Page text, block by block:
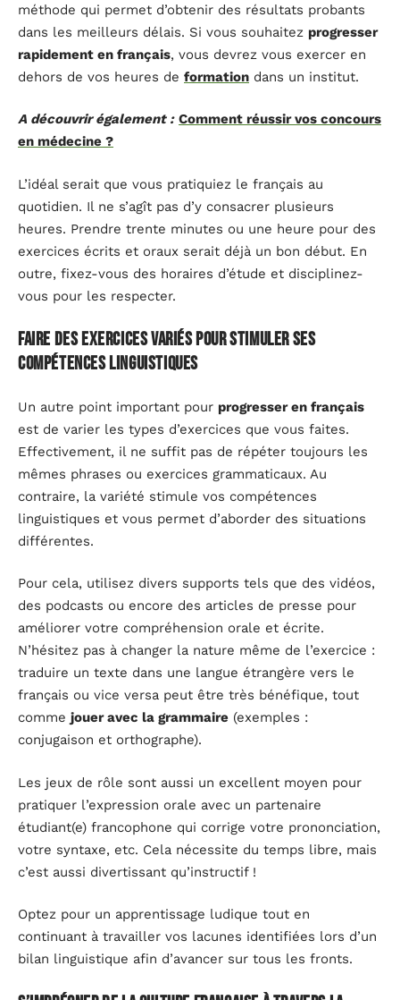
méthode qui permet d’obtenir des résultats probants
dans les meilleurs délais. Si vous souhaitez progresser
rapidement en français, vous devrez vous exercer en
dehors de vos heures de formation dans un institut.
A découvrir également : Comment réussir vos concours
en médecine ?
L’idéal serait que vous pratiquiez le français au
quotidien. Il ne s’agît pas d’y consacrer plusieurs
heures. Prendre trente minutes ou une heure pour des
exercices écrits et oraux serait déjà un bon début. En
outre, fixez-vous des horaires d’étude et disciplinez-
vous pour les respecter.
Faire des exercices variés pour stimuler ses
compétences linguistiques
Un autre point important pour progresser en français
est de varier les types d’exercices que vous faites.
Effectivement, il ne suffit pas de répéter toujours les
mêmes phrases ou exercices grammaticaux. Au
contraire, la variété stimule vos compétences
linguistiques et vous permet d’aborder des situations
différentes.
Pour cela, utilisez divers supports tels que des vidéos,
des podcasts ou encore des articles de presse pour
améliorer votre compréhension orale et écrite.
N’hésitez pas à changer la nature même de l’exercice :
traduire un texte dans une langue étrangère vers le
français ou vice versa peut être très bénéfique, tout
comme jouer avec la grammaire (exemples :
conjugaison et orthographe).
Les jeux de rôle sont aussi un excellent moyen pour
pratiquer l’expression orale avec un partenaire
étudiant(e) francophone qui corrige votre prononciation,
votre syntaxe, etc. Cela nécessite du temps libre, mais
c’est aussi divertissant qu’instructif !
Optez pour un apprentissage ludique tout en
continuant à travailler vos lacunes identifiées lors d’un
bilan linguistique afin d’avancer sur tous les fronts.